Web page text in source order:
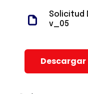
Solicitud
v_05
Descargar